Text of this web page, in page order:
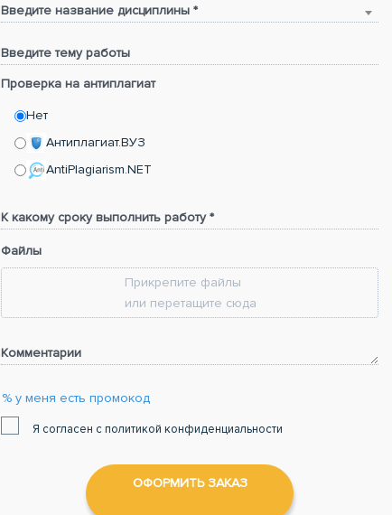
Введите название дисциплины *
Введите тему работы
Проверка на антиплагиат
Нет
Антиплагиат.ВУЗ
AntiPlagiarism.NET
К какому сроку выполнить работу *
Файлы
Прикрепите файлы
или перетащите сюда
Комментарии
% у меня есть промокод
Я согласен с политикой конфиденциальности
ОФОРМИТЬ ЗАКАЗ